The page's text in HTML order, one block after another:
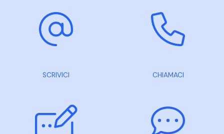
SCRIVICI CHIAMACI